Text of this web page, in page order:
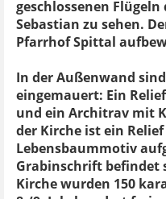
geschlossenen Flügeln
Sebastian zu sehen.
Pfarrhof Spittal
In der Außenwand
eingemauert: Ein
und ein Architrav mit
der Kirche ist ein
Lebensbaummotiv
Grabinschrift befindet
Kirche wurden 150